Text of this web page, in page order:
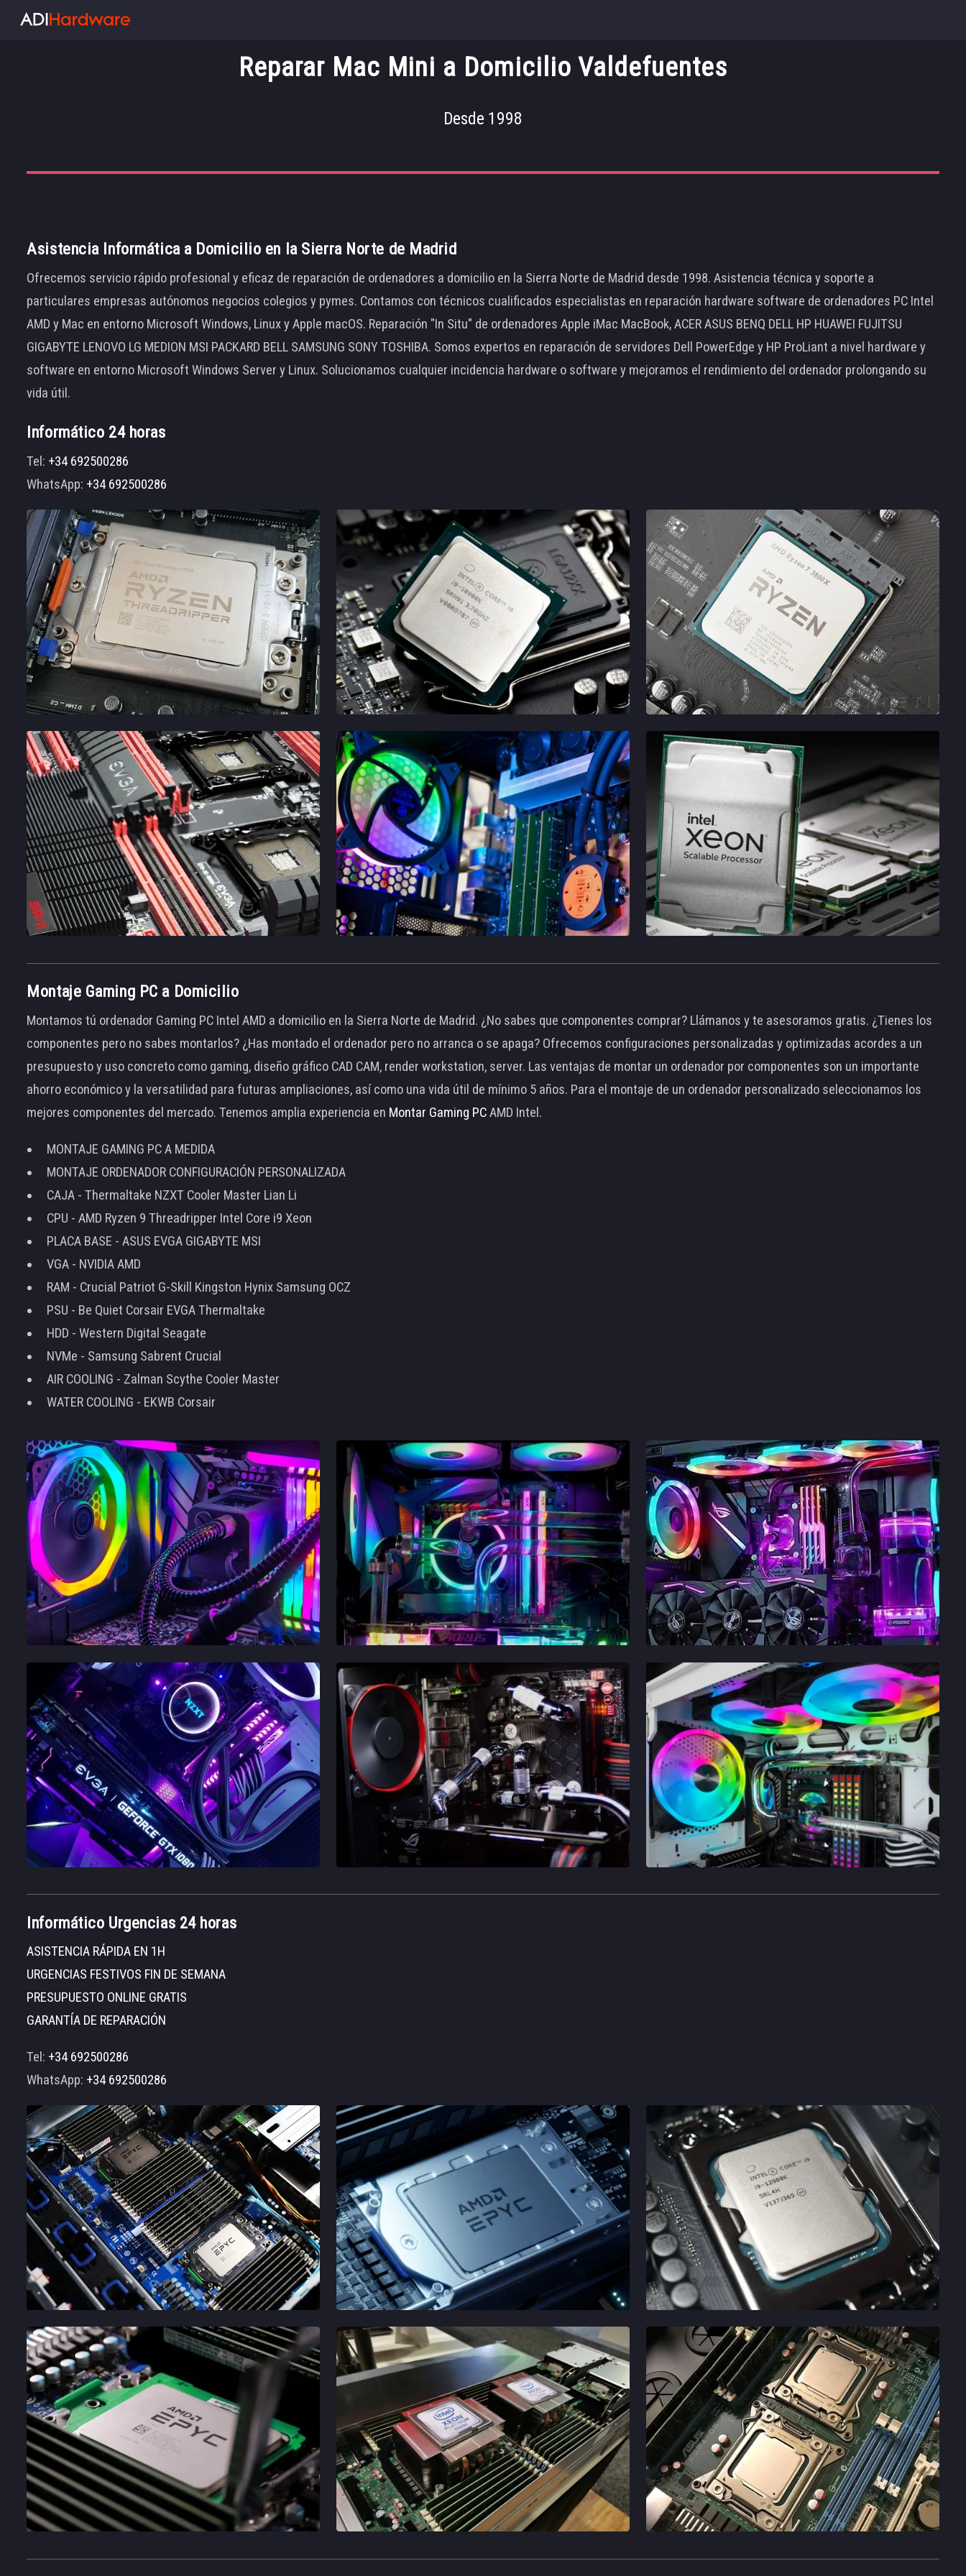
Reparar Mac Mini a Domicilio Valdefuentes
Desde 1998
Asistencia Informática a Domicilio en la Sierra Norte de Madrid
Ofrecemos servicio rápido profesional y eficaz de reparación de ordenadores a domicilio en la Sierra Norte de Madrid desde 1998. Asistencia técnica y soporte a
particulares empresas autónomos negocios colegios y pymes. Contamos con técnicos cualificados especialistas en reparación hardware software de ordenadores PC Intel
AMD y Mac en entorno Microsoft Windows, Linux y Apple macOS. Reparación "In Situ" de ordenadores Apple iMac MacBook, ACER ASUS BENQ DELL HP HUAWEI FUJITSU
GIGABYTE LENOVO LG MEDION MSI PACKARD BELL SAMSUNG SONY TOSHIBA. Somos expertos en reparación de servidores Dell PowerEdge y HP ProLiant a nivel hardware y
software en entorno Microsoft Windows Server y Linux. Solucionamos cualquier incidencia hardware o software y mejoramos el rendimiento del ordenador prolongando su
vida útil.
Informático 24 horas
Tel: +34 692500286
WhatsApp: +34 692500286
Montaje Gaming PC a Domicilio
Montamos tú ordenador Gaming PC Intel AMD a domicilio en la Sierra Norte de Madrid. ¿No sabes que componentes comprar? Llámanos y te asesoramos gratis. ¿Tienes los
componentes pero no sabes montarlos? ¿Has montado el ordenador pero no arranca o se apaga? Ofrecemos configuraciones personalizadas y optimizadas acordes a un
presupuesto y uso concreto como gaming, diseño gráfico CAD CAM, render workstation, server. Las ventajas de montar un ordenador por componentes son un importante
ahorro económico y la versatilidad para futuras ampliaciones, así como una vida útil de mínimo 5 años. Para el montaje de un ordenador personalizado seleccionamos los
mejores componentes del mercado. Tenemos amplia experiencia en Montar Gaming PCAMD Intel.
MONTAJE GAMING PC A MEDIDA
MONTAJE ORDENADOR CONFIGURACIÓN PERSONALIZADA
CAJA - Thermaltake NZXT Cooler Master Lian Li
CPU - AMD Ryzen 9 Threadripper Intel Core i9 Xeon
PLACA BASE - ASUS EVGA GIGABYTE MSI
VGA - NVIDIA AMD
RAM - Crucial Patriot G-Skill Kingston Hynix Samsung OCZ
PSU - Be Quiet Corsair EVGA Thermaltake
HDD - Western Digital Seagate
NVMe - Samsung Sabrent Crucial
AIR COOLING - Zalman Scythe Cooler Master
WATER COOLING - EKWB Corsair
Informático Urgencias 24 horas
ASISTENCIA RÁPIDA EN 1H
URGENCIAS FESTIVOS FIN DE SEMANA
PRESUPUESTO ONLINE GRATIS
GARANTÍA DE REPARACIÓN
Tel: +34 692500286
WhatsApp: +34 692500286